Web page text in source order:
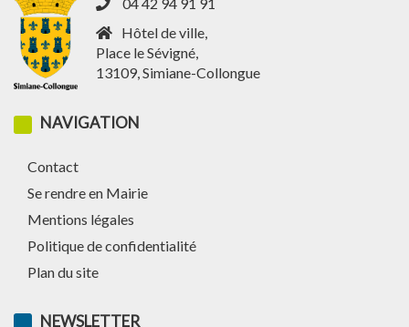
Hôtel de ville,
Place le Sévigné,
13109, Simiane-Collongue
NAVIGATION
Contact
Se rendre en Mairie
Mentions légales
Politique de confidentialité
Plan du site
NEWSLETTER